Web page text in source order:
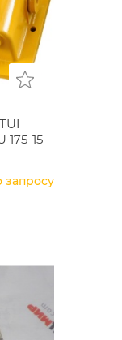
175-15-
запросу